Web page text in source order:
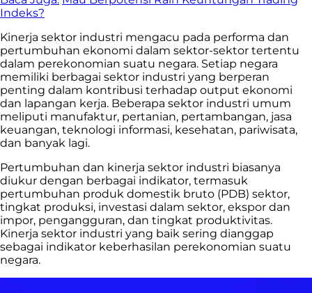
Indeks?
Kinerja sektor industri mengacu pada performa dan
pertumbuhan ekonomi dalam sektor-sektor tertentu
dalam perekonomian suatu negara. Setiap negara
memiliki berbagai sektor industri yang berperan
penting dalam kontribusi terhadap output ekonomi
dan lapangan kerja. Beberapa sektor industri umum
meliputi manufaktur, pertanian, pertambangan, jasa
keuangan, teknologi informasi, kesehatan, pariwisata,
dan banyak lagi.
Pertumbuhan dan kinerja sektor industri biasanya
diukur dengan berbagai indikator, termasuk
pertumbuhan produk domestik bruto (PDB) sektor,
tingkat produksi, investasi dalam sektor, ekspor dan
impor, pengangguran, dan tingkat produktivitas.
Kinerja sektor industri yang baik sering dianggap
sebagai indikator keberhasilan perekonomian suatu
negara.